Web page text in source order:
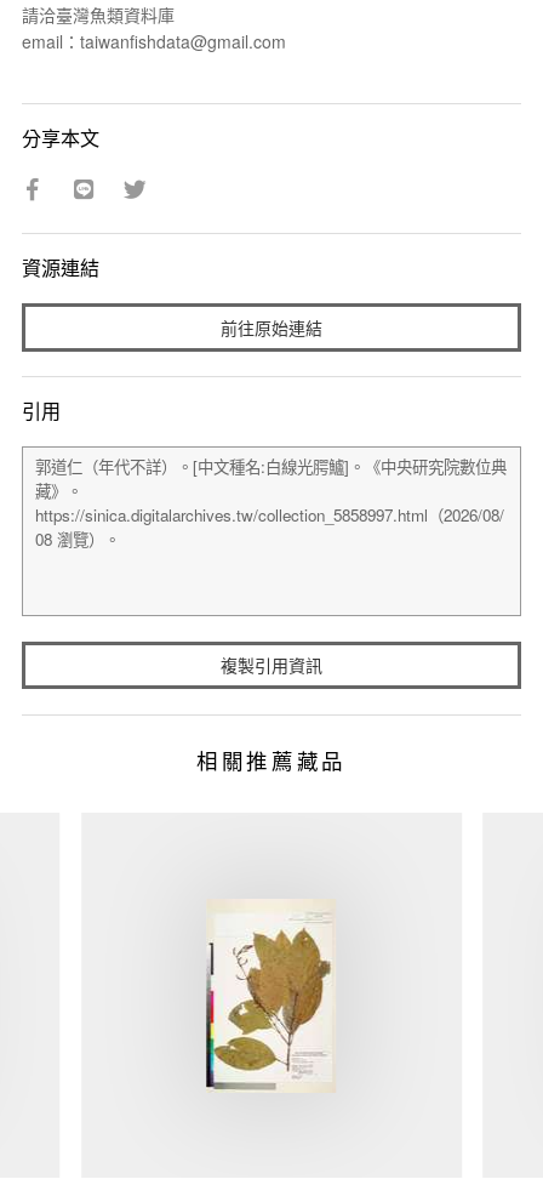
請洽臺灣魚類資料庫
email：taiwanfishdata@gmail.com
分享本文
資源連結
前往原始連結
引用
複製引用資訊
相關推薦藏品